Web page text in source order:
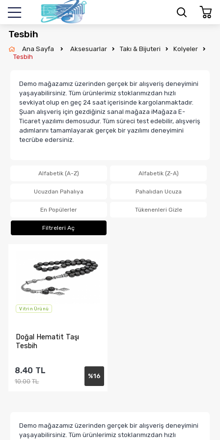
Tesbih
Ana Sayfa Aksesuarlar Takı & Bijuteri
Kolyeler
Tesbih
Demo mağazamız üzerinden gerçek bir alışveriş deneyimini
yaşayabilirsiniz. Tüm ürünlerimiz stoklarımızdan hızlı
sevkiyat olup en geç 24 saat içerisinde kargolanmaktadır.
Şuan alışveriş için gezdiğiniz sanal mağaza iMağaza E-
Ticaret yazılımı demosudur. Tüm süreci test edebilir, alışveriş
adımlarını tamamlayarak gerçek bir yazılımı deneyimini
tecrübe edersiniz.
Alfabetik (A-Z) Alfabetik (Z-A)
Ucuzdan Pahalıya Pahalıdan Ucuza
En Popülerler Tükenenleri Gizle
Filtreleri Aç
Vitrin Ürünü
Doğal Hematit Taşı
Tesbih
%16
8.40 TL
10.00 TL
Demo mağazamız üzerinden gerçek bir alışveriş deneyimini
yaşayabilirsiniz. Tüm ürünlerimiz stoklarımızdan hızlı